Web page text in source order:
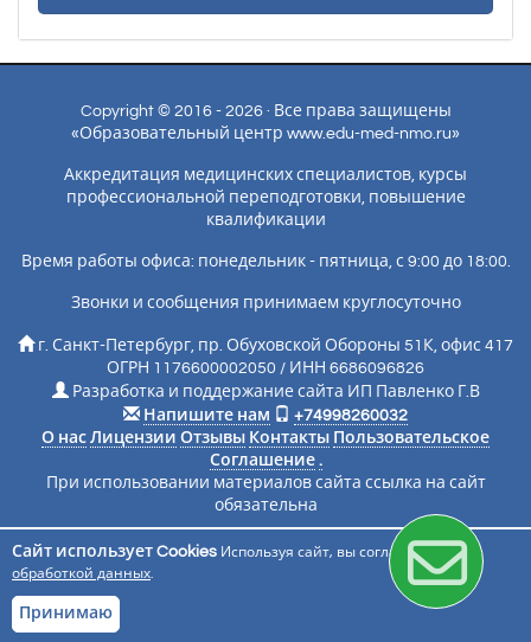
Copyright © 2016 - 2026 · Все права защищены
«Образовательный центр www.edu-med-nmo.ru»
Аккредитация медицинских специалистов, курсы
профессиональной переподготовки, повышение
квалификации
Время работы офиса: понедельник - пятница, с 9:00 до 18:00.
Звонки и сообщения принимаем круглосуточно
г. Санкт-Петербург, пр. Обуховской Обороны 51К, офис 417
ОГРН 1176600002050 / ИНН 6686096826
Разработка и поддержание сайта ИП Павленко Г.В
Напишите нам
+74998260032
О нас Лицензии Отзывы Контакты Пользовательское
Соглашение .
При использовании материалов сайта ссылка на сайт
обязательна
Подписаться на новости
Сайт использует Cookies Используя сайт, вы соглашаетесь с
обработкой данных.
Принимаю